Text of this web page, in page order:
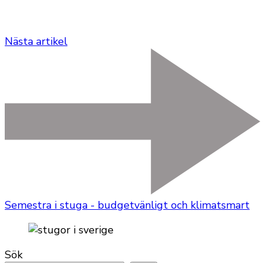
Nästa artikel
Semestra i stuga - budgetvänligt och klimatsmart
Sök